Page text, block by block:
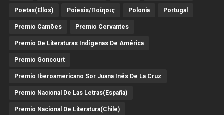
Poetas(Ellos) Poiesis/ποίησις Polonia Portugal
Premio Camões Premio Cervantes
Premio De Literaturas Indígenas De América
Premio Goncourt
Premio Iberoamericano Sor Juana Inés De La Cruz
Premio Nacional De Las Letras(España)
Premio Nacional De Literatura(Chile)